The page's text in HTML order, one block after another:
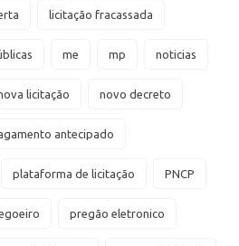
licitação fracassada
me mp noticias
licitação novo decreto
antecipado
plataforma de licitação PNCP
pregão eletronico